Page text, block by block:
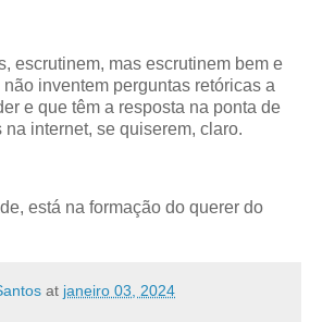
escrutinem, mas escrutinem bem e
inventem perguntas retóricas a
e que têm a resposta na ponta de
internet, se quiserem, claro.
está na formação do querer do
at janeiro 03, 2024